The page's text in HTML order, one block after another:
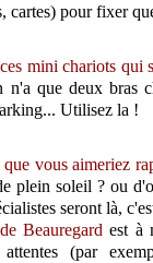
cartes) pour fixer
mini chariots qui
que deux bras
Utilisez la !
vous aimeriez
plein soleil ? ou
seront là,
Beauregardest à
(par